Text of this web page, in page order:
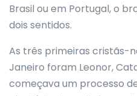
Brasil ou em Portugal, o
dois sentidos.
As três primeiras cristãs-
Janeiro foram Leonor,
começava um processo